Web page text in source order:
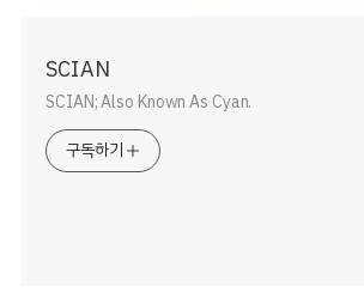
SCIAN
SCIAN; Also Known As Cyan.
구독하기